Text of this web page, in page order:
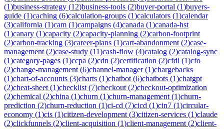
(1)business-strategy (12)business-tools (2)buyer-portal (1)buyers-
guide (1)caching (6)calculation-groups (1)calculators (1)calendar
(3)california (1)cam (1)campaigns (4)canada (1)canada-hst
(1)canary (1)capacity (2)capacity-planning (2)carbon-footprint
(2)carbon-tracking (3)career-plans (1)cart-abandonment (2)case-
management (2)case-study (11)cash-flow (4)catalog (2)catalog-sync
(1)category-pages (1)ccpa (2)cdn (2)certification (2)cfdi (1)cfo
(2)change-management (6)channel-manager(1)chargebacks
(1)chart-of-accounts (3)charts (1)chatbot (6)chatbots (1)chatgpt
(2)cheat-sheet (1)checklist (7)checkout (2)checkout-optimization
(2)chemical (2)china (1)churn (1)churn-management (1)churn-
prediction (2)churn-reduction (1)ci-cd (7)cicd (1)cin7 (1)circular-
economy (1)cis (1)citizen-development (3)citizen-services (1)claude
(2)clickfunnels (2)client-acquisition (1)client-management (2)client-